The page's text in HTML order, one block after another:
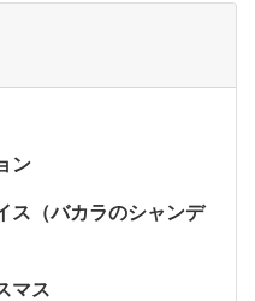
ン
ス（バカラのシャンデ
マス